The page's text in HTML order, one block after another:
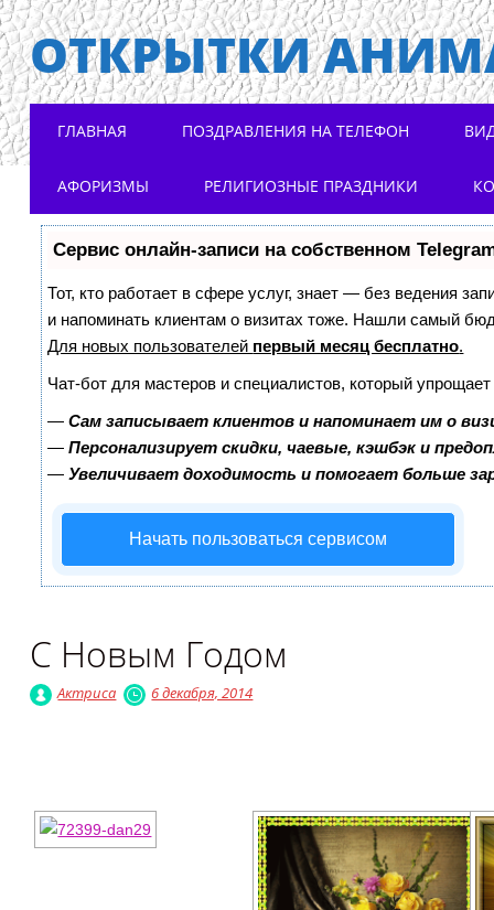
ОТКРЫТКИ
Main menu
ГЛАВНАЯ ПОЗДРАВЛЕНИЯ НА ТЕЛЕФОН
АФОРИЗМЫ РЕЛИГИОЗНЫЕ ПРАЗДНИКИ
Сервис онлайн-записи на собственном
Тот, кто работает в сфере услуг, знает — без ведения
и напоминать клиентам о визитах тоже. Нашли самый
Для новых пользователей первый месяц бесплатно.
Чат-бот для мастеров и специалистов, который
—Сам записывает клиентов и напоминает им о
—Персонализирует скидки, чаевые, кэшбэк и
—Увеличивает доходимость и помогает больше
Начать пользоваться сервисом
С Новым Годом
Актриса 6 декабря, 2014